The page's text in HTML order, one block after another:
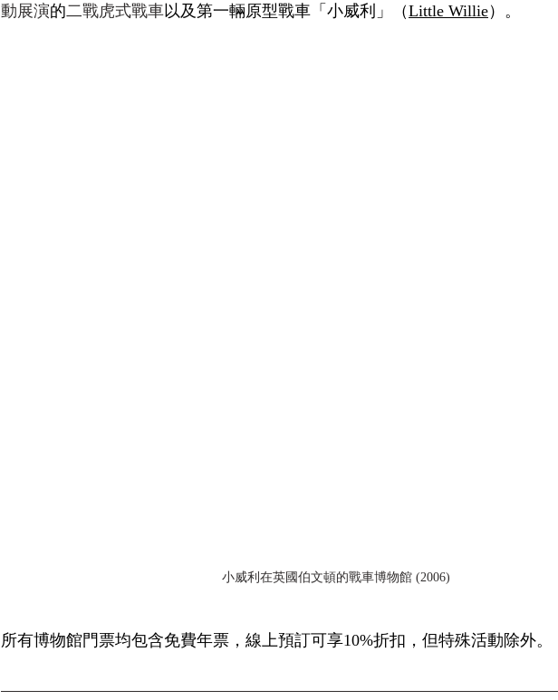
動展演的二戰虎式戰車以及第一輛原型戰車「小威利」（Little Willie）。
小威利在英國伯文頓的戰車博物館 (2006)
所有博物館門票均包含免費年票，線上預訂可享10%折扣，但特殊活動除外。